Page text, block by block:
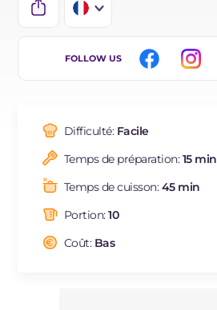
IT
ES
BR
NL
FOLLOW US
Difficulté: Facile
Temps de préparation:15 min
Temps de cuisson:45 min
Portion:10
Coût: Bas